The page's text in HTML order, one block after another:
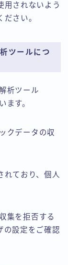
用されないよう
ださい。
ツールにつ
析ツール
ます。
クデータの収
れており、個人
集を拒否する
の設定をご確認